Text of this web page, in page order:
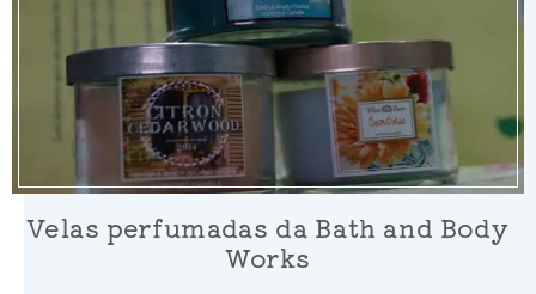
Velas perfumadas da Bath and Body
Works